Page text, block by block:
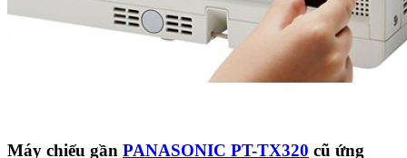
Máy chiếu gần PANASONIC PT-TX320 cũ ứng